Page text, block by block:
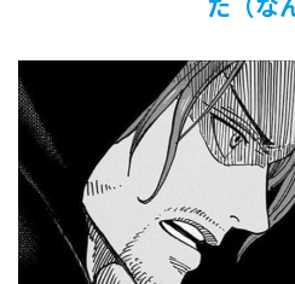
【画像】顔100点、体30点の
…背が高い娘
佐藤絢音ちゃん(11)が万バズ！
「洋画に日本版主題歌は必要
超能力が使えるようになった
その２
北原ももさんの挑発!!!
【画像】『プリズマ☆イリヤ